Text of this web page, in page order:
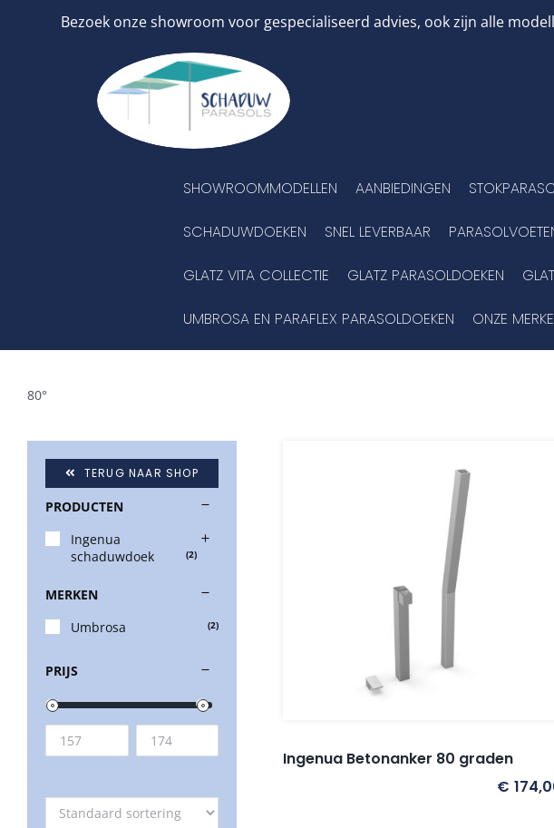
Bezoek onze showroom voor gespecialiseerd advies, ook zijn alle
SHOWROOMMODELLEN AANBIEDINGEN
SCHADUWDOEKEN SNEL LEVERBAAR
GLATZ VITA COLLECTIE GLATZ PARASOLDOEKEN
UMBROSA EN PARAFLEX PARASOLDOEKEN ONZE
80°
Ingenua Betonanker 80 graden
€
TERUG NAAR SHOP
PRODUCTEN
Ingenua
schaduwdoek
(2)
MERKEN
Umbrosa
(2)
PRIJS